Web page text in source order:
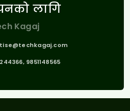
लागि
Kagaj
9851148565